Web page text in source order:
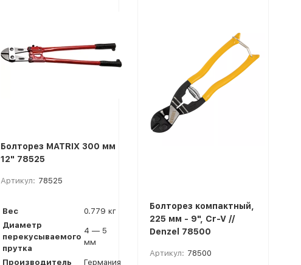
Болторез MATRIX 300 мм
12" 78525
Артикул: 78525
Вес
0.779 кг
Диаметр
перекусываемого
прутка
4 — 5
мм
Производитель Германия
Болторез компактный,
225 мм - 9", Cr-V //
Denzel 78500
Артикул: 78500